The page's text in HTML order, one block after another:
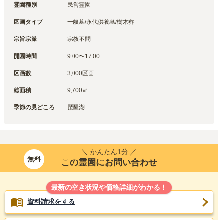
霊園種別 民営霊園
区画タイプ 一般墓/永代供養墓/樹木葬
宗旨宗派 宗教不問
開園時間 9:00〜17:00
区画数 3,000区画
総面積 9,700㎡
季節の見どころ 琵琶湖
無料
＼ かんたん1分 ／
この霊園にお問い合わせ
最新の空き状況や価格詳細がわかる！
資料請求をする